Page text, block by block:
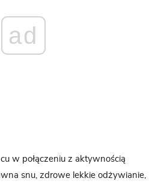
ad
w połączeniu z aktywnością
snu, zdrowe lekkie odżywianie,